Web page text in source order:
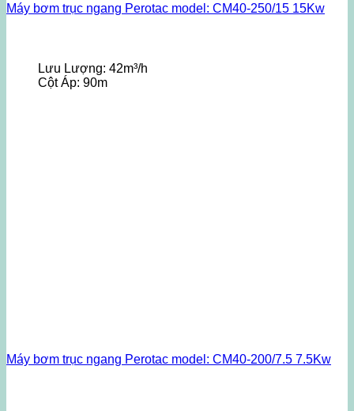
Máy bơm trục ngang Perotac model: CM40-250/15 15Kw
Lưu Lượng: 42m³/h
Cột Áp: 90m
Máy bơm trục ngang Perotac model: CM40-200/7.5 7.5Kw